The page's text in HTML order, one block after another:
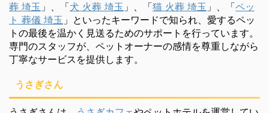
葬 埼玉 」、「犬 火葬 埼玉 」、「猫 火葬 埼玉 」、「ペッ
ト 葬儀 埼玉 」といったキーワードで知られ、愛するペッ
トの最後を温かく見送るためのサポートを行っています。
専門のスタッフが、ペットオーナーの感情を尊重しながら
丁寧なサービスを提供します。
うさぎさん